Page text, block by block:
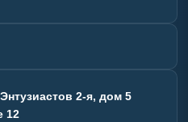
2-я, дом 5
12